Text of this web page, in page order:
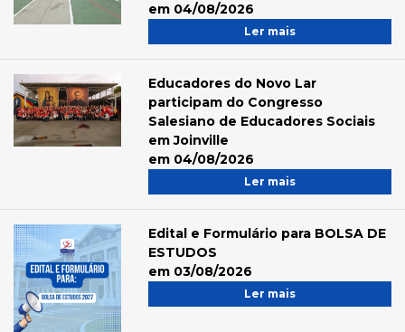
em 04/08/2026
Ler mais
Educadores do Novo Lar
participam do Congresso
Salesiano de Educadores Sociais
em Joinville
em 04/08/2026
Ler mais
Edital e Formulário para BOLSA DE
ESTUDOS
em 03/08/2026
Ler mais